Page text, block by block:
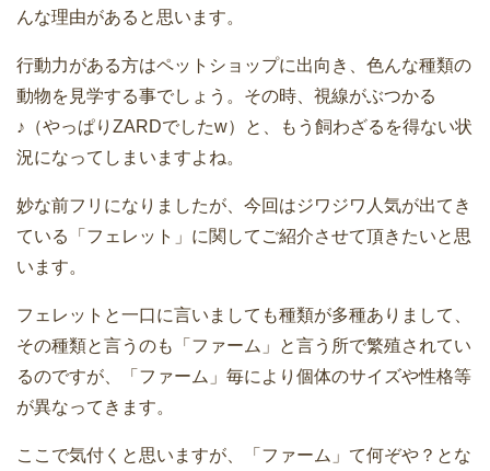
んな理由があると思います。
行動力がある方はペットショップに出向き、色んな種類の
動物を見学する事でしょう。その時、視線がぶつかる
♪（やっぱりZARDでしたw）と、もう飼わざるを得ない状
況になってしまいますよね。
妙な前フリになりましたが、今回はジワジワ人気が出てき
ている「フェレット」に関してご紹介させて頂きたいと思
います。
フェレットと一口に言いましても種類が多種ありまして、
その種類と言うのも「ファーム」と言う所で繁殖されてい
るのですが、「ファーム」毎により個体のサイズや性格等
が異なってきます。
ここで気付くと思いますが、「ファーム」て何ぞや？とな